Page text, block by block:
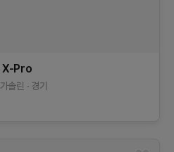
X-Pro
가솔린 경기